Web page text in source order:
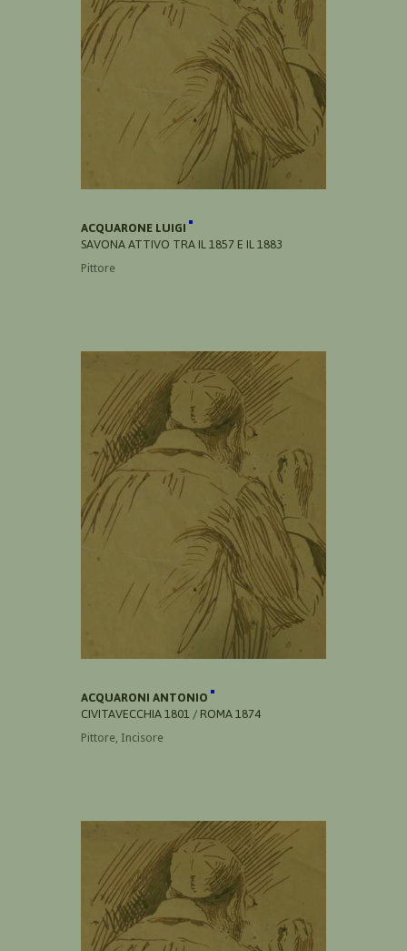
ACQUARONE LUIGI
SAVONA ATTIVO TRA IL 1857 E IL 1883
Pittore
ACQUARONI ANTONIO
CIVITAVECCHIA 1801 / ROMA 1874
Pittore, Incisore